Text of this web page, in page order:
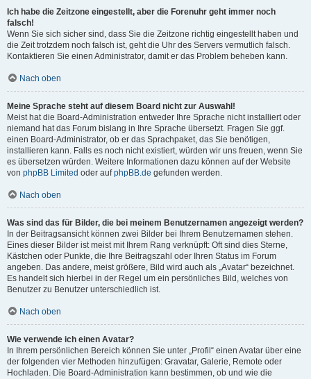
Ich habe die Zeitzone eingestellt, aber die Forenuhr geht immer noch
falsch!
Wenn Sie sich sicher sind, dass Sie die Zeitzone richtig eingestellt haben und
die Zeit trotzdem noch falsch ist, geht die Uhr des Servers vermutlich falsch.
Kontaktieren Sie einen Administrator, damit er das Problem beheben kann.
Nach oben
Meine Sprache steht auf diesem Board nicht zur Auswahl!
Meist hat die Board-Administration entweder Ihre Sprache nicht installiert oder
niemand hat das Forum bislang in Ihre Sprache übersetzt. Fragen Sie ggf.
einen Board-Administrator, ob er das Sprachpaket, das Sie benötigen,
installieren kann. Falls es noch nicht existiert, würden wir uns freuen, wenn Sie
es übersetzen würden. Weitere Informationen dazu können auf der Website
von phpBB Limited oder aufphpBB.de gefunden werden.
Nach oben
Was sind das für Bilder, die bei meinem Benutzernamen angezeigt werden?
In der Beitragsansicht können zwei Bilder bei Ihrem Benutzernamen stehen.
Eines dieser Bilder ist meist mit Ihrem Rang verknüpft: Oft sind dies Sterne,
Kästchen oder Punkte, die Ihre Beitragszahl oder Ihren Status im Forum
angeben. Das andere, meist größere, Bild wird auch als „Avatar“ bezeichnet.
Es handelt sich hierbei in der Regel um ein persönliches Bild, welches von
Benutzer zu Benutzer unterschiedlich ist.
Nach oben
Wie verwende ich einen Avatar?
In Ihrem persönlichen Bereich können Sie unter „Profil“ einen Avatar über eine
der folgenden vier Methoden hinzufügen: Gravatar, Galerie, Remote oder
Hochladen. Die Board-Administration kann bestimmen, ob und wie die